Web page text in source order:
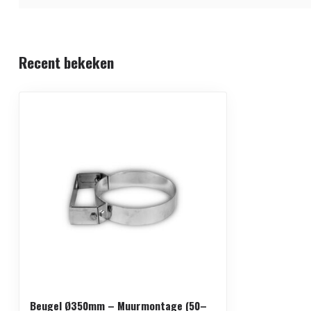
Recent bekeken
Beugel Ø350mm – Muurmontage (50–